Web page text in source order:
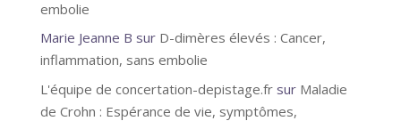
embolie
Marie Jeanne B sur D-dimères élevés : Cancer,
inflammation, sans embolie
L'équipe de concertation-depistage.frsur Maladie
de Crohn : Espérance de vie, symptômes,